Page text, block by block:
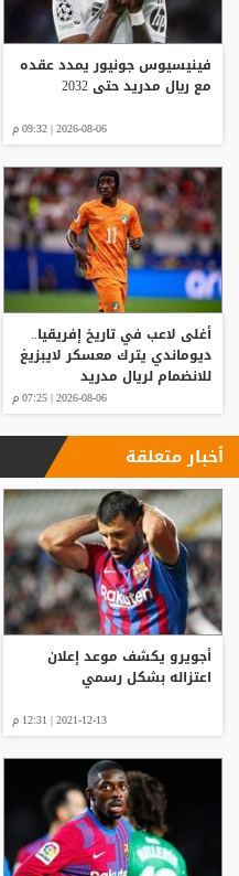
فينيسيوس جونيور يمدد عقده
مع ريال مدريد حتى 2032
2026-08-06 | 09:32 م
أغلى لاعب في تاريخ إفريقيا..
ديوماندي يترك معسكر لايبزيغ
للانضمام لريال مدريد
2026-08-06 | 07:25 م
أخبار متعلقة
أجويرو يكشف موعد إعلان
اعتزاله بشكل رسمي
2021-12-13 | 12:31 م